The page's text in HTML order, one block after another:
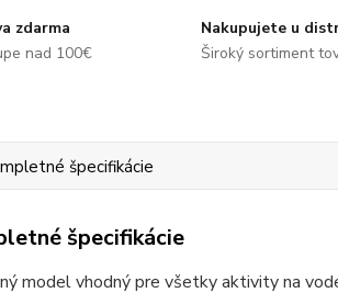
zdarma
nad 100€
Nakupujete u
Široký sortiment
špecifikácie
špecifikácie
model vhodný pre všetky aktivity na